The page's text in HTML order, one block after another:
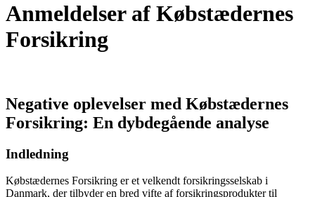
Anmeldelser af Købstædernes
Forsikring
Negative oplevelser med Købstædernes
Forsikring: En dybdegående analyse
Indledning
Købstædernes Forsikring er et velkendt forsikringsselskab i
Danmark, der tilbyder en bred vifte af forsikringsprodukter til